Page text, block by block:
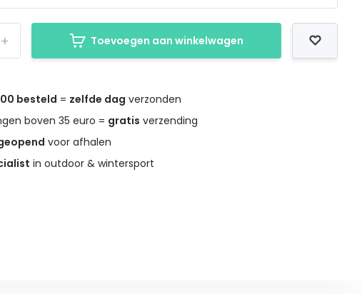
+ Toevoegen aan winkelwagen
besteld = zelfde dag verzonden
boven 35 euro = gratis verzending
voor afhalen
in outdoor & wintersport